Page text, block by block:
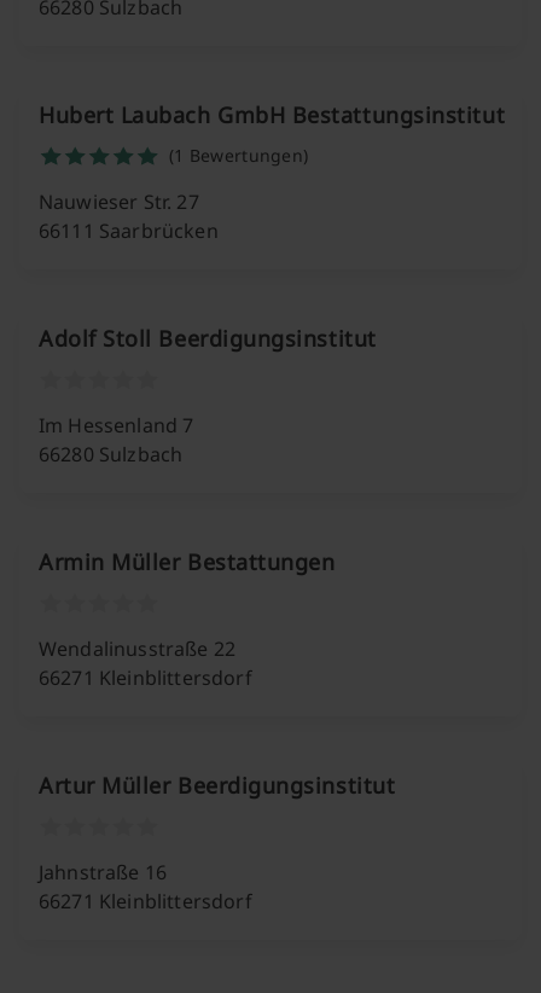
66280 Sulzbach
Hubert Laubach GmbH Bestattungsinstitut
(1 Bewertungen)
Nauwieser Str. 27
66111 Saarbrücken
Adolf Stoll Beerdigungsinstitut
Im Hessenland 7
66280 Sulzbach
Armin Müller Bestattungen
Wendalinusstraße 22
66271 Kleinblittersdorf
Artur Müller Beerdigungsinstitut
Jahnstraße 16
66271 Kleinblittersdorf